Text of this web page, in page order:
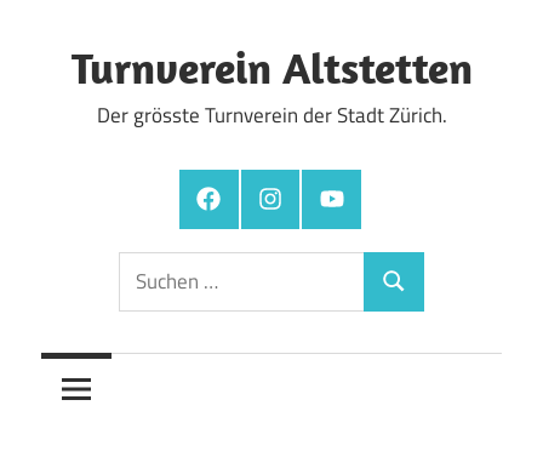
Inhalt
springen
Turnverein Altstetten
Der grösste Turnverein der Stadt Zürich.
FacebookInstagramYouTube
Suchen
nach:
Suchen